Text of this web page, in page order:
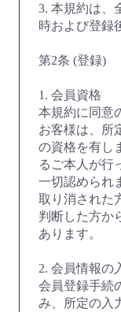
3. 本規約は、
時および登録
第2条 (登録)
1. 会員資格
本規約に同意
お客様は、所
の資格を有し
るご本人が行
一切認められ
取り消された
判断した方か
あります。
2. 会員情報の
会員登録手続
み、所定の入